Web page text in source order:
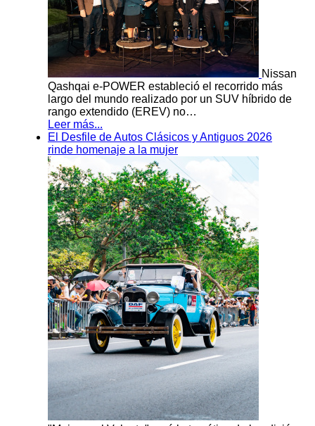
Nissan
Qashqai e-POWER estableció el recorrido más
largo del mundo realizado por un SUV híbrido de
rango extendido (EREV) no…
Leer más...
El Desfile de Autos Clásicos y Antiguos 2026
rinde homenaje a la mujer